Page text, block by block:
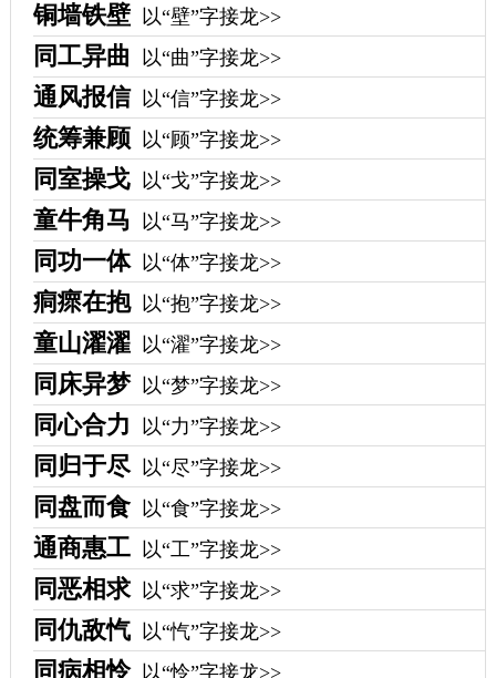
铜墙铁壁 以“壁”字接龙>>
同工异曲 以“曲”字接龙>>
通风报信 以“信”字接龙>>
统筹兼顾 以“顾”字接龙>>
同室操戈 以“戈”字接龙>>
童牛角马 以“马”字接龙>>
同功一体 以“体”字接龙>>
痌瘝在抱 以“抱”字接龙>>
童山濯濯 以“濯”字接龙>>
同床异梦 以“梦”字接龙>>
同心合力 以“力”字接龙>>
同归于尽 以“尽”字接龙>>
同盘而食 以“食”字接龙>>
通商惠工 以“工”字接龙>>
同恶相求 以“求”字接龙>>
同仇敌忾 以“忾”字接龙>>
同病相怜 以“怜”字接龙>>